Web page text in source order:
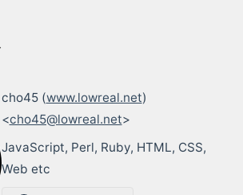
cho45 (www.lowreal.net)
<cho45@lowreal.net>
JavaScript, Perl, Ruby, HTML, CSS,
Web etc